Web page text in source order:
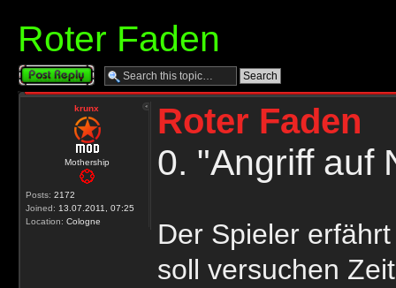
Roter Faden
Post a reply
krunx
Mothership
Posts: 2172
Joined: 13.07.2011, 07:25
Location: Cologne
Roter Faden
0. "Angriff auf
Der Spieler
soll versuchen